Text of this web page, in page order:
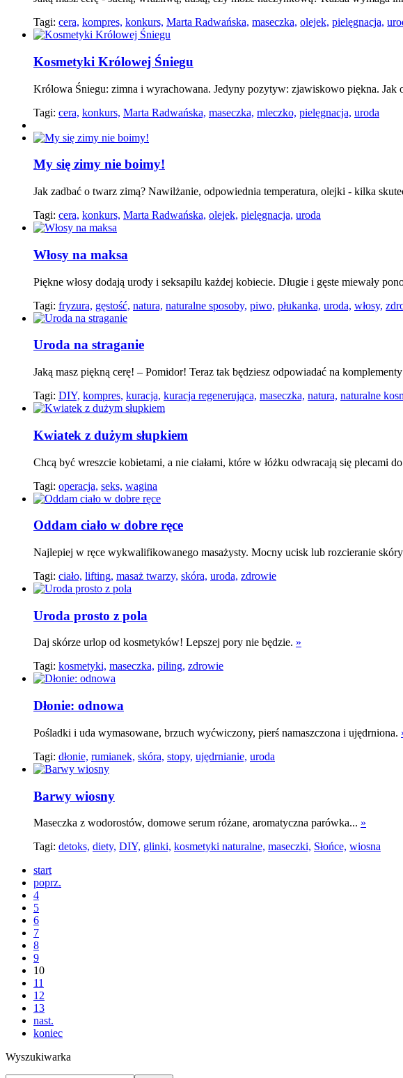
Tagi: cera, kompres, konkurs, Marta Radwańska, maseczka, olejek, pielęgnacja,
Kosmetyki Królowej Śniegu
Królowa Śniegu: zimna i wyrachowana. Jedyny pozytyw: zjawiskowo piękna. Jak
Tagi: cera, konkurs, Marta Radwańska, maseczka, mleczko, pielęgnacja, uroda
My się zimy nie boimy!
Jak zadbać o twarz zimą? Nawilżanie, odpowiednia temperatura, olejki - kilka
Tagi: cera, konkurs, Marta Radwańska, olejek, pielęgnacja, uroda
Włosy na maksa
Piękne włosy dodają urody i seksapilu każdej kobiecie. Długie i gęste miewały
Tagi: fryzura, gęstość, natura, naturalne sposoby, piwo, płukanka, uroda, włosy,
Uroda na straganie
Jaką masz piękną cerę! – Pomidor! Teraz tak będziesz odpowiadać na
Tagi: DIY, kompres, kuracja, kuracja regenerująca, maseczka, natura, naturalne
Kwiatek z dużym słupkiem
Chcą być wreszcie kobietami, a nie ciałami, które w łóżku odwracają się plecami
Tagi: operacja, seks, wagina
Oddam ciało w dobre ręce
Najlepiej w ręce wykwalifikowanego masażysty. Mocny ucisk lub rozcieranie
Tagi: ciało, lifting, masaż twarzy, skóra, uroda, zdrowie
Uroda prosto z pola
Daj skórze urlop od kosmetyków! Lepszej pory nie będzie. »
Tagi: kosmetyki, maseczka, piling, zdrowie
Dłonie: odnowa
Pośladki i uda wymasowane, brzuch wyćwiczony, pierś namaszczona i ujędrniona.
Tagi: dłonie, rumianek, skóra, stopy, ujędrnianie, uroda
Barwy wiosny
Maseczka z wodorostów, domowe serum różane, aromatyczna parówka... »
Tagi: detoks, diety, DIY, glinki, kosmetyki naturalne, maseczki, Słońce, wiosna
start
poprz.
4
5
6
7
8
9
10
11
12
13
nast.
koniec
Wyszukiwarka